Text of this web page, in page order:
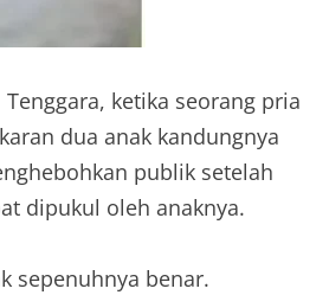
ketika seorang pria
dua anak kandungnya
publik setelah
dipukul oleh anaknya.
sepenuhnya benar.